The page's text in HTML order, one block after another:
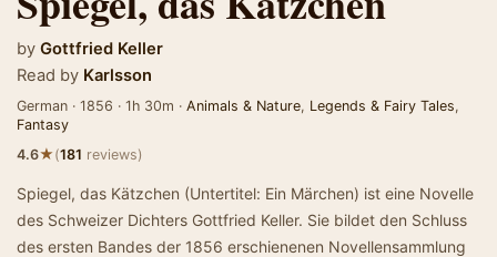
by Gottfried Keller
Read by Karlsson
German · 1856 · 1h 30m · Animals & Nature, Legends & Fairy Tales,
Fantasy
4.6★(181 reviews)
Spiegel, das Kätzchen (Untertitel: Ein Märchen) ist eine Novelle
des Schweizer Dichters Gottfried Keller. Sie bildet den Schluss
des ersten Bandes der 1856 erschienenen Novellensammlung